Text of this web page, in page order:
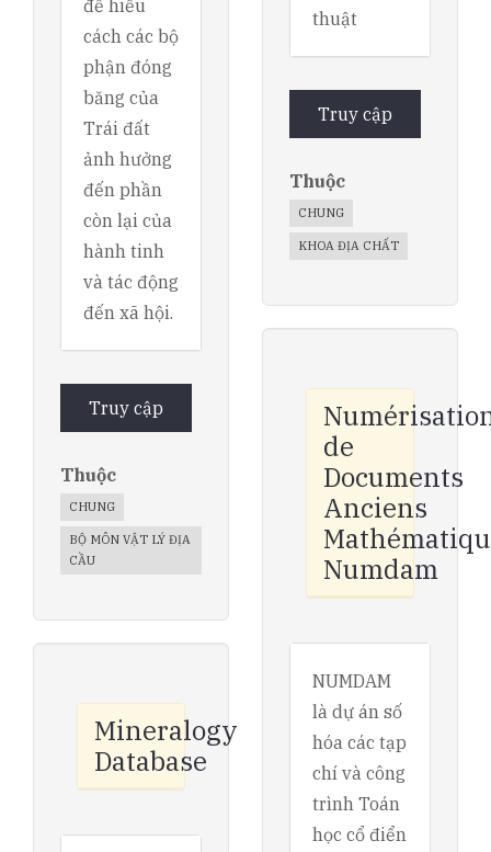
để hiểu
cách các bộ
phận đóng
băng của
Trái đất
ảnh hưởng
đến phần
còn lại của
hành tinh
và tác động
đến xã hội.
Truy cập
Thuộc
CHUNG
BỘ MÔN VẬT LÝ ĐỊA
CẦU
Mineralogy
Database
thuật
Truy cập
Thuộc
CHUNG
KHOA ĐỊA CHẤT
de
Documents
Anciens
Numdam
NUMDAM
là dự án số
hóa các tạp
chí và công
trình Toán
học cổ điển